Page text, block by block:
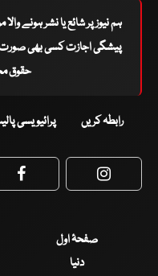
ہم نیوز پر شائع یا نشر ہونے
پیشگی اجازت کسی بھی صورت
حقوق
رابطہ کریں پرائیویسی
Facebook
صفحۂ اول
دنیا